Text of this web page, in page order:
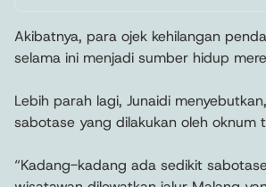
Akibatnya, para ojek kehilangan
selama ini menjadi sumber hidup
Lebih parah lagi, Junaidi
sabotase yang dilakukan oleh oknum
“Kadang-kadang ada sedikit